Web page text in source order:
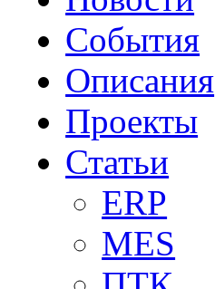
События
Описания
Проекты
Статьи
ERP
MES